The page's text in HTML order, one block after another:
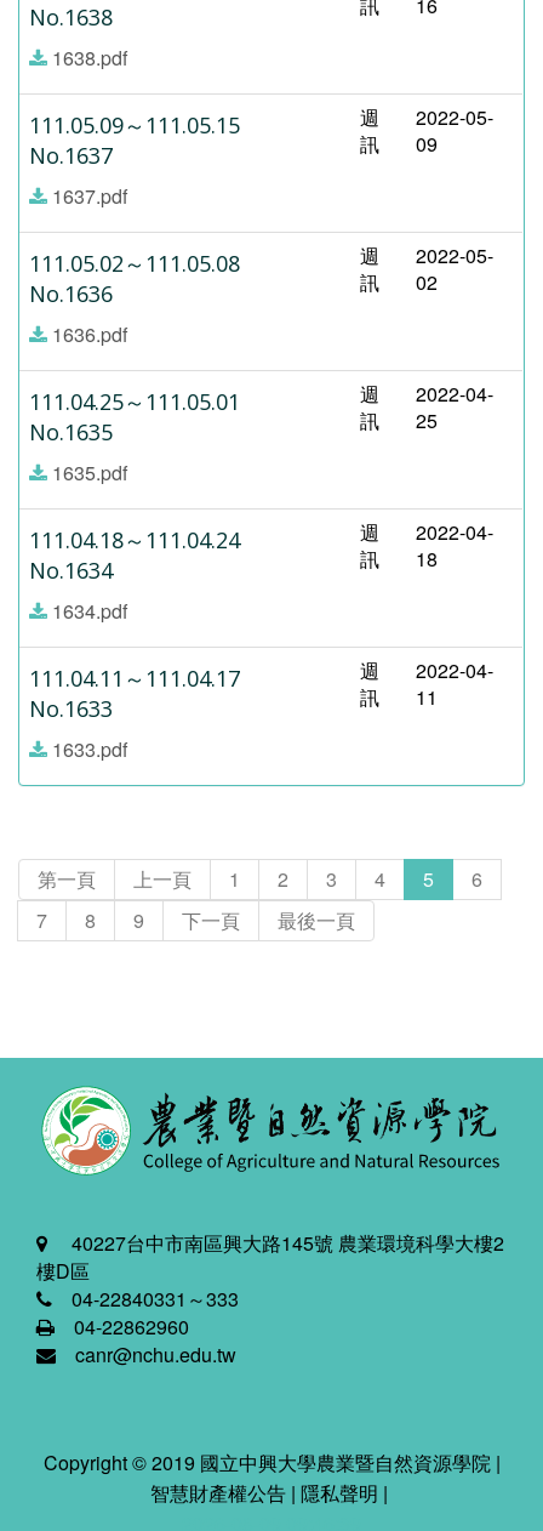
No.1638
1638.pdf
111.05.09～111.05.15
No.1637
1637.pdf
週
訊
2022-05-
09
111.05.02～111.05.08
No.1636
1636.pdf
週
訊
2022-05-
02
111.04.25～111.05.01
No.1635
1635.pdf
週
訊
2022-04-
25
111.04.18～111.04.24
No.1634
1634.pdf
週
訊
2022-04-
18
111.04.11～111.04.17
No.1633
1633.pdf
週
訊
2022-04-
11
第一頁 上一頁 1 2 3 4 5
6
7
8 9 下一頁 最後一頁
40227台中市南區興大路145號 農業環境科學大樓2
樓D區
04-22840331～333
04-22862960
canr@nchu.edu.tw
Copyright © 2019 國立中興大學農業暨自然資源學院 |
智慧財產權公告 | 隱私聲明 |